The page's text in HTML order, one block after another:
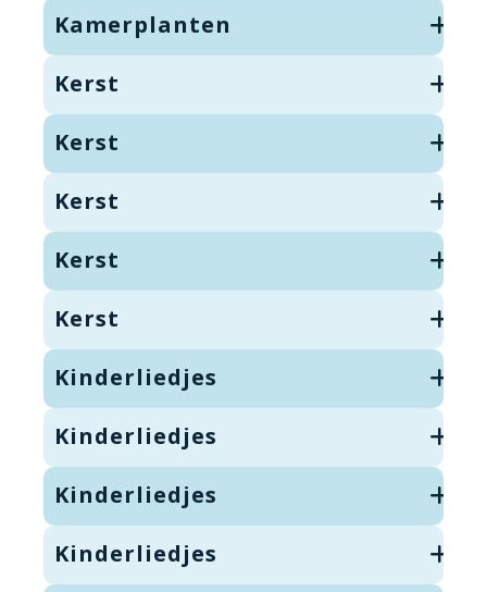
Kamerplanten
Kerst
Kerst
Kerst
Kerst
Kerst
Kinderliedjes
Kinderliedjes
Kinderliedjes
Kinderliedjes